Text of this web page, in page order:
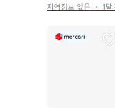
지역정보 없음 ・ 1달